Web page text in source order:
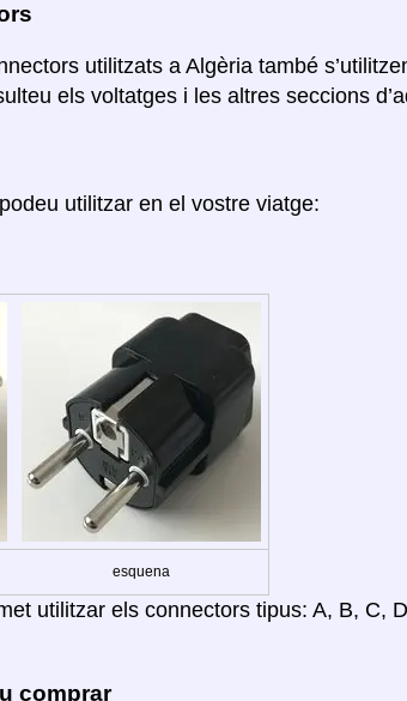
utilitzats a Algèria també
els voltatges i les altres seccions
utilitzar en el vostre viatge:
esquena
utilitzar els connectors tipus: A, B, C,
comprar